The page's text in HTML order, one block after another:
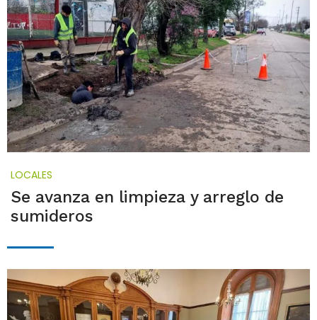
LOCALES
Se avanza en limpieza y arreglo de
sumideros